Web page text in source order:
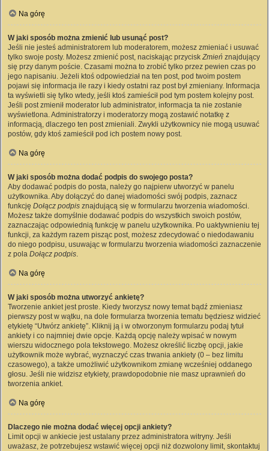
Na górę
W jaki sposób można zmienić lub usunąć post?
Jeśli nie jesteś administratorem lub moderatorem, możesz zmieniać i usuwać
tylko swoje posty. Możesz zmienić post, naciskając przyciskZmień znajdujący
się przy danym poście. Czasami można to zrobić tylko przez pewien czas po
jego napisaniu. Jeżeli ktoś odpowiedział na ten post, pod twoim postem
pojawi się informacja ile razy i kiedy ostatni raz post był zmieniany. Informacja
ta wyświetli się tylko wtedy, jeśli ktoś zamieścił pod tym postem kolejny post.
Jeśli post zmienił moderator lub administrator, informacja ta nie zostanie
wyświetlona. Administratorzy i moderatorzy mogą zostawić notatkę z
informacją, dlaczego ten post zmieniali. Zwykli użytkownicy nie mogą usuwać
postów, gdy ktoś zamieścił pod ich postem nowy post.
Na górę
W jaki sposób można dodać podpis do swojego posta?
Aby dodawać podpis do posta, należy go najpierw utworzyć w panelu
użytkownika. Aby dołączyć do danej wiadomości swój podpis, zaznacz
funkcję Dołącz podpis znajdującą się w formularzu tworzenia wiadomości.
Możesz także domyślnie dodawać podpis do wszystkich swoich postów,
zaznaczając odpowiednią funkcję w panelu użytkownika. Po uaktywnieniu tej
funkcji, za każdym razem pisząc post, możesz zdecydować o niedodawaniu
do niego podpisu, usuwając w formularzu tworzenia wiadomości zaznaczenie
z pola Dołącz podpis.
Na górę
W jaki sposób można utworzyć ankietę?
Tworzenie ankiet jest proste. Kiedy tworzysz nowy temat bądź zmieniasz
pierwszy post w wątku, na dole formularza tworzenia tematu będziesz widzieć
etykietę “Utwórz ankietę”. Kliknij ją i w otworzonym formularzu podaj tytuł
ankiety i co najmniej dwie opcje. Każdą opcję należy wpisać w nowym
wierszu widocznego pola tekstowego. Możesz określić liczbę opcji, jakie
użytkownik może wybrać, wyznaczyć czas trwania ankiety (0 – bez limitu
czasowego), a także umożliwić użytkownikom zmianę wcześniej oddanego
głosu. Jeśli nie widzisz etykiety, prawdopodobnie nie masz uprawnień do
tworzenia ankiet.
Na górę
Dlaczego nie można dodać więcej opcji ankiety?
Limit opcji w ankiecie jest ustalany przez administratora witryny. Jeśli
uważasz, że potrzebujesz wstawić więcej opcji niż dozwolony limit, skontaktuj